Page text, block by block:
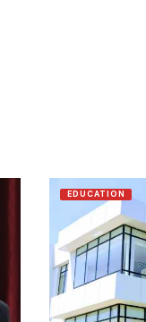
EDUCATION